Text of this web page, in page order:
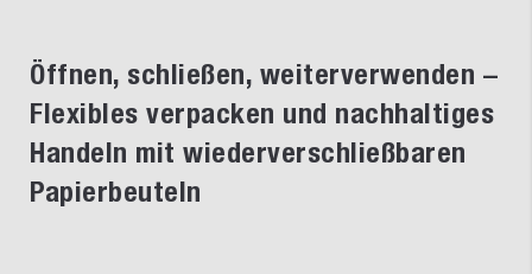
Öffnen, schließen, weiterverwenden –
Flexibles verpacken und nachhaltiges
Handeln mit wiederverschließbaren
Papierbeuteln